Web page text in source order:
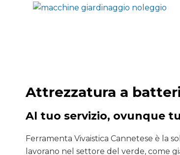
Attrezzatura a
Al tuo servizio, ovunque
Ferramenta Vivaistica Cannetese è la
lavorano nel settore del verde, come